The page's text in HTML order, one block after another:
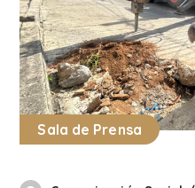
Sala de Prensa